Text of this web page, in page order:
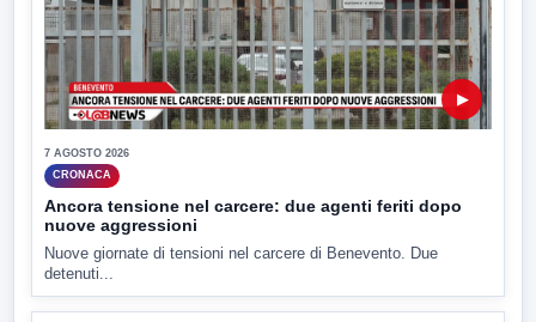
▶
7 AGOSTO 2026
CRONACA
Ancora tensione nel carcere: due agenti feriti dopo
nuove aggressioni
Nuove giornate di tensioni nel carcere di Benevento. Due
detenuti...